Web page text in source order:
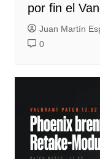
por fin el
Juan Martín
0